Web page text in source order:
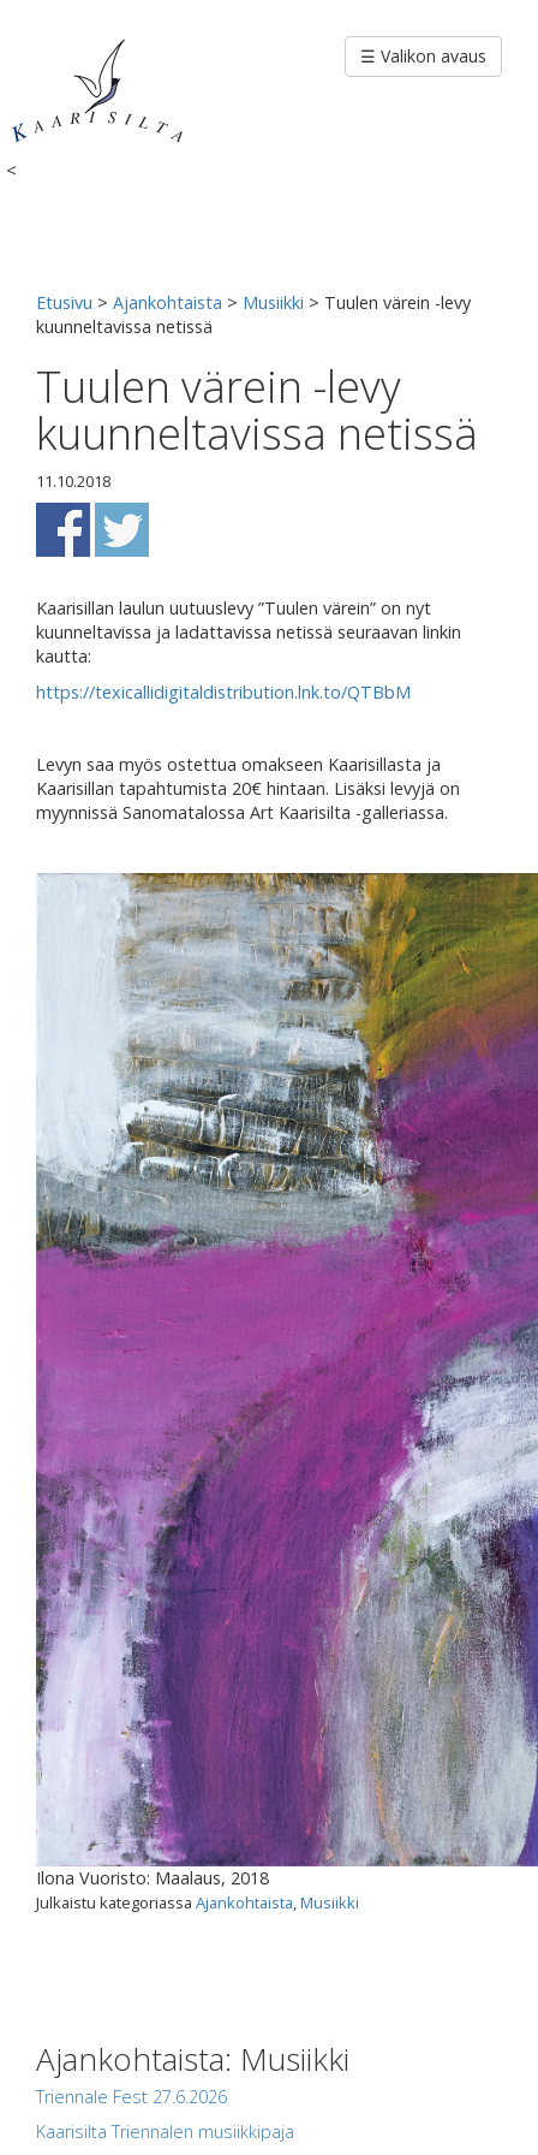
<
☰ Valikon avaus
Etusivu > Ajankohtaista > Musiikki > Tuulen värein -levy
kuunneltavissa netissä
Tuulen värein -levy
kuunneltavissa netissä
11.10.2018
Kaarisillan laulun uutuuslevy ”Tuulen värein” on nyt
kuunneltavissa ja ladattavissa netissä seuraavan linkin
kautta:
https://texicallidigitaldistribution.lnk.to/QTBbM
Levyn saa myös ostettua omakseen Kaarisillasta ja
Kaarisillan tapahtumista 20€ hintaan. Lisäksi levyjä on
myynnissä Sanomatalossa Art Kaarisilta -galleriassa.
Ilona Vuoristo: Maalaus, 2018
Julkaistu kategoriassa Ajankohtaista,Musiikki
Ajankohtaista: Musiikki
Triennale Fest 27.6.2026
Kaarisilta Triennalen musiikkipaja